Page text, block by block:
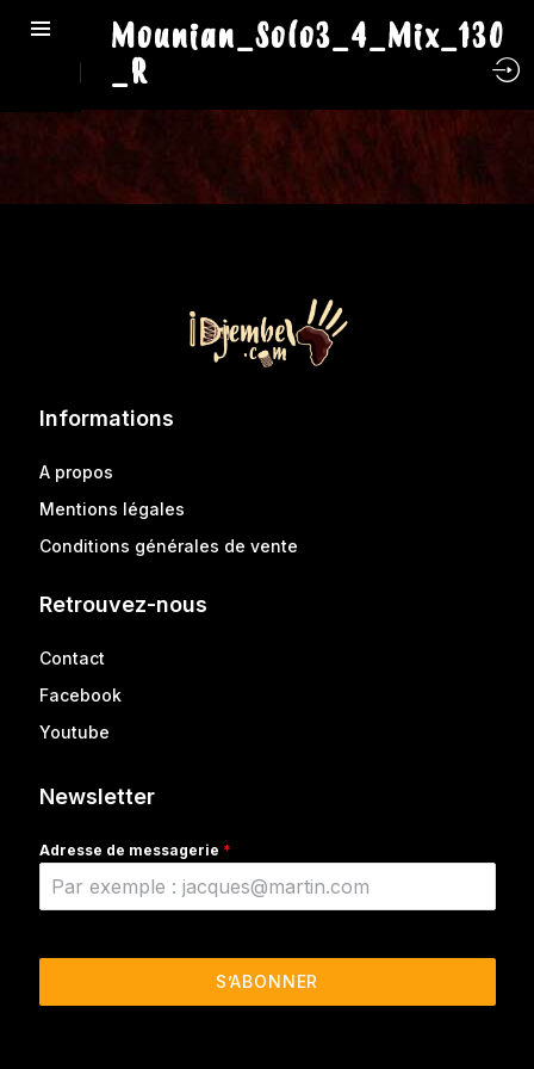
Mounian_Solo3_4_Mix_130
_R
Informations
A propos
Mentions légales
Conditions générales de vente
Retrouvez-nous
Contact
Facebook
Youtube
Newsletter
Adresse de messagerie *
S’ABONNER